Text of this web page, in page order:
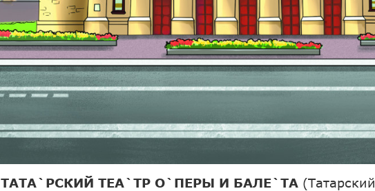
ТАТА`РСКИЙ ТЕА`ТР О`ПЕРЫ И БАЛЕ`ТА (Татарский